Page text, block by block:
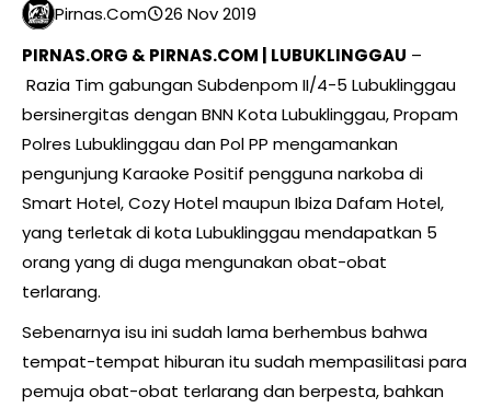
Pirnas.com
26 Nov 2019
PIRNAS.ORG & PIRNAS.COM | LUBUKLINGGAU –
Razia Tim gabungan Subdenpom II/4-5 Lubuklinggau
bersinergitas dengan BNN Kota Lubuklinggau, Propam
Polres Lubuklinggau dan Pol PP mengamankan
pengunjung Karaoke Positif pengguna narkoba di
Smart Hotel, Cozy Hotel maupun Ibiza Dafam Hotel,
yang terletak di kota Lubuklinggau mendapatkan 5
orang yang di duga mengunakan obat-obat
terlarang.
Sebenarnya isu ini sudah lama berhembus bahwa
tempat-tempat hiburan itu sudah mempasilitasi para
pemuja obat-obat terlarang dan berpesta, bahkan